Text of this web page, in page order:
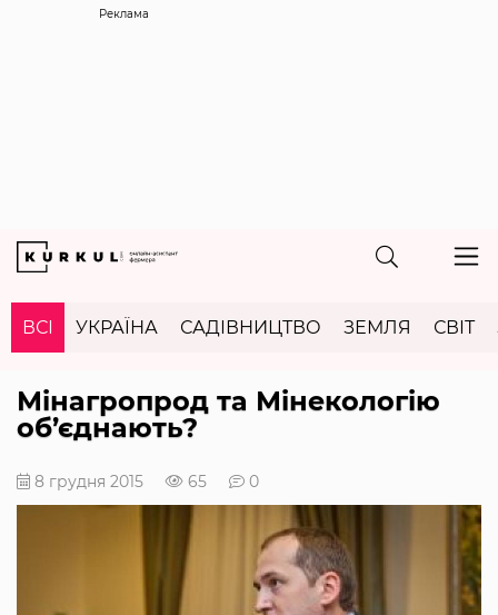
Реклама
ВСІ УКРАЇНА САДІВНИЦТВО ЗЕМЛЯ СВІТ
Мінагропрод та Мінекологію
об’єднають?
8 грудня 2015 65 0